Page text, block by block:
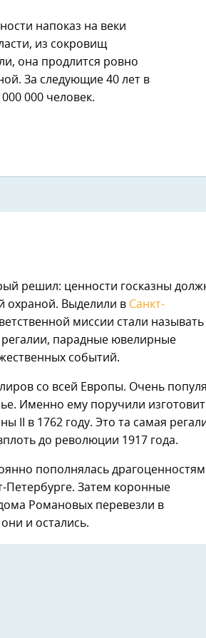
напоказ на веки
из сокровищ
она продлится ровно
За следующие 40 лет в
000 человек.
решил: ценности госказны
охраной. Выделили в Санкт-
миссии стали называть
регалии, парадные ювелирные
событий.
со всей Европы. Очень
Именно ему поручили
II в 1762 году. Это та самая
до революции 1917 года.
пополнялась
Петербурге. Затем коронные
Романовых перевезли в
и остались.